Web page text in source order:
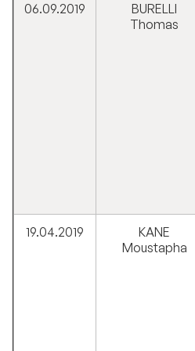
06.09.2019
BURELLI
Thomas
19.04.2019
KANE
Moustapha